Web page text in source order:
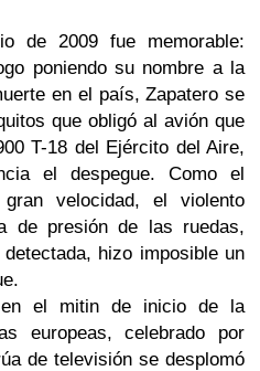
de 2009 fue memorable:
poniendo su nombre a la
en el país, Zapatero se
que obligó al avión que
T-18 del Ejército del Aire,
el despegue. Como el
velocidad, el violento
de presión de las ruedas,
hizo imposible un
el mitin de inicio de la
europeas, celebrado por
de televisión se desplomó